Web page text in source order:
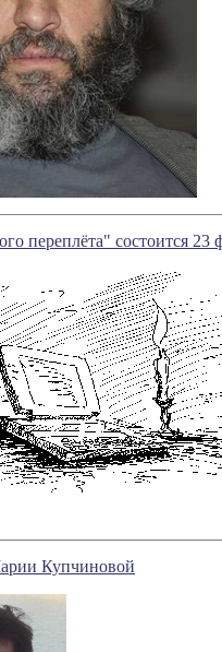
переплёта" состоится 23
Купчиновой